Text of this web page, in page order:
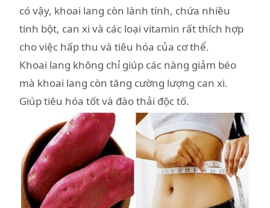
có vậy, khoai lang còn lành tính, chứa nhiều
tinh bột, can xi và các loại vitamin rất thích hợp
cho việc hấp thu và tiêu hóa của cơ thể.
Khoai lang không chỉ giúp các nàng giảm béo
mà khoai lang còn tăng cường lượng can xi.
Giúp tiêu hóa tốt và đào thải độc tố.